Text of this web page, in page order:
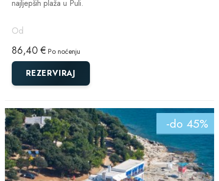
Od
86,40 € Po noćenju
REZERVIRAJ
najljepših plaža u Puli.
-do 45%